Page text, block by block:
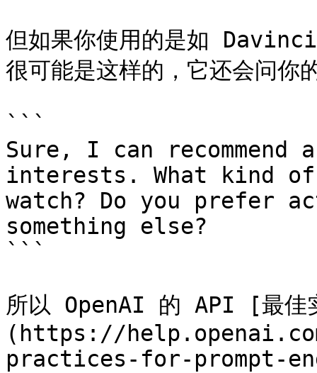
但如果你使用的是如
很可能是这样的，它还会问你
```
Sure, I can recommend
interests. What kind
watch? Do you prefer
something else?
```
所以 OpenAI 的 API [最佳
(https://
practices-for-prompt-